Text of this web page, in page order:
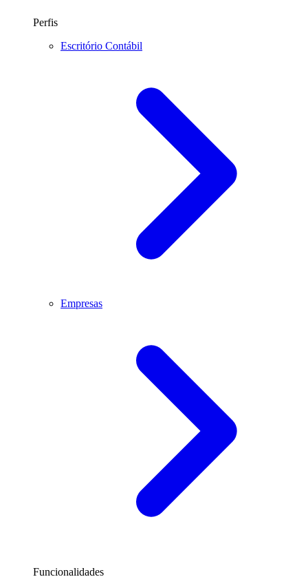
Perfis
Escritório Contábil
Empresas
Funcionalidades